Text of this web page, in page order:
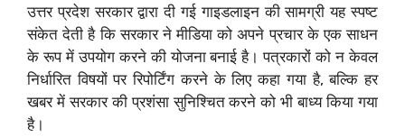
उत्तर प्रदेश सरकार द्वारा दी गई गाइडलाइन की सामग्री यह स्पष्ट
संकेत देती है कि सरकार ने मीडिया को अपने प्रचार के एक साधन
के रूप में उपयोग करने की योजना बनाई है। पत्रकारों को न केवल
निर्धारित विषयों पर रिपोर्टिंग करने के लिए कहा गया है, बल्कि हर
खबर में सरकार की प्रशंसा सुनिश्चित करने को भी बाध्य किया गया
है।